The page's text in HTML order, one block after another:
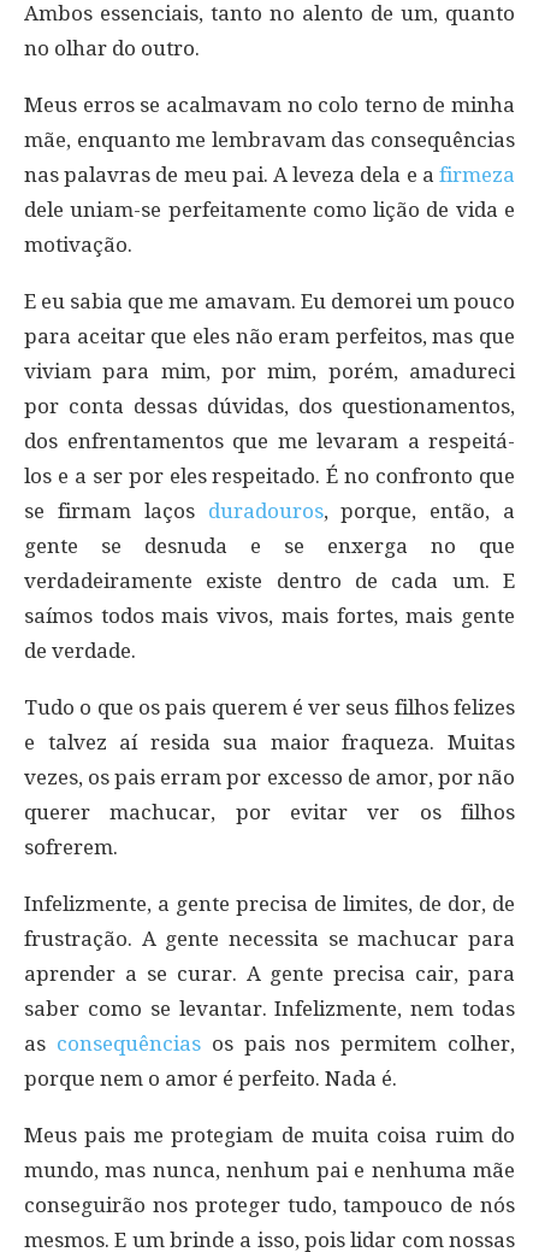
Ambos essenciais, tanto no alento de um, quanto
no olhar do outro.
Meus erros se acalmavam no colo terno de minha
mãe, enquanto me lembravam das consequências
nas palavras de meu pai. A leveza dela e a firmeza
dele uniam-se perfeitamente como lição de vida e
motivação.
E eu sabia que me amavam. Eu demorei um pouco
para aceitar que eles não eram perfeitos, mas que
viviam para mim, por mim, porém, amadureci
por conta dessas dúvidas, dos questionamentos,
dos enfrentamentos que me levaram a respeitá-
los e a ser por eles respeitado. É no confronto que
se firmam laços duradouros, porque, então, a
gente se desnuda e se enxerga no que
verdadeiramente existe dentro de cada um. E
saímos todos mais vivos, mais fortes, mais gente
de verdade.
Tudo o que os pais querem é ver seus filhos felizes
e talvez aí resida sua maior fraqueza. Muitas
vezes, os pais erram por excesso de amor, por não
querer machucar, por evitar ver os filhos
sofrerem.
Infelizmente, a gente precisa de limites, de dor, de
frustração. A gente necessita se machucar para
aprender a se curar. A gente precisa cair, para
saber como se levantar. Infelizmente, nem todas
as consequênciasos pais nos permitem colher,
porque nem o amor é perfeito. Nada é.
Meus pais me protegiam de muita coisa ruim do
mundo, mas nunca, nenhum pai e nenhuma mãe
conseguirão nos proteger tudo, tampouco de nós
mesmos. E um brinde a isso, pois lidar com nossas